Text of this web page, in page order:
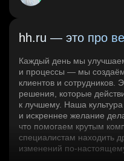
hh.ru — это про
Каждый день мы
и процессы — мы
клиентов и сотрудников.
решения, которые
к лучшему. Наша
и искреннее желание
что помогаем крутым
специалистам находить
изменений